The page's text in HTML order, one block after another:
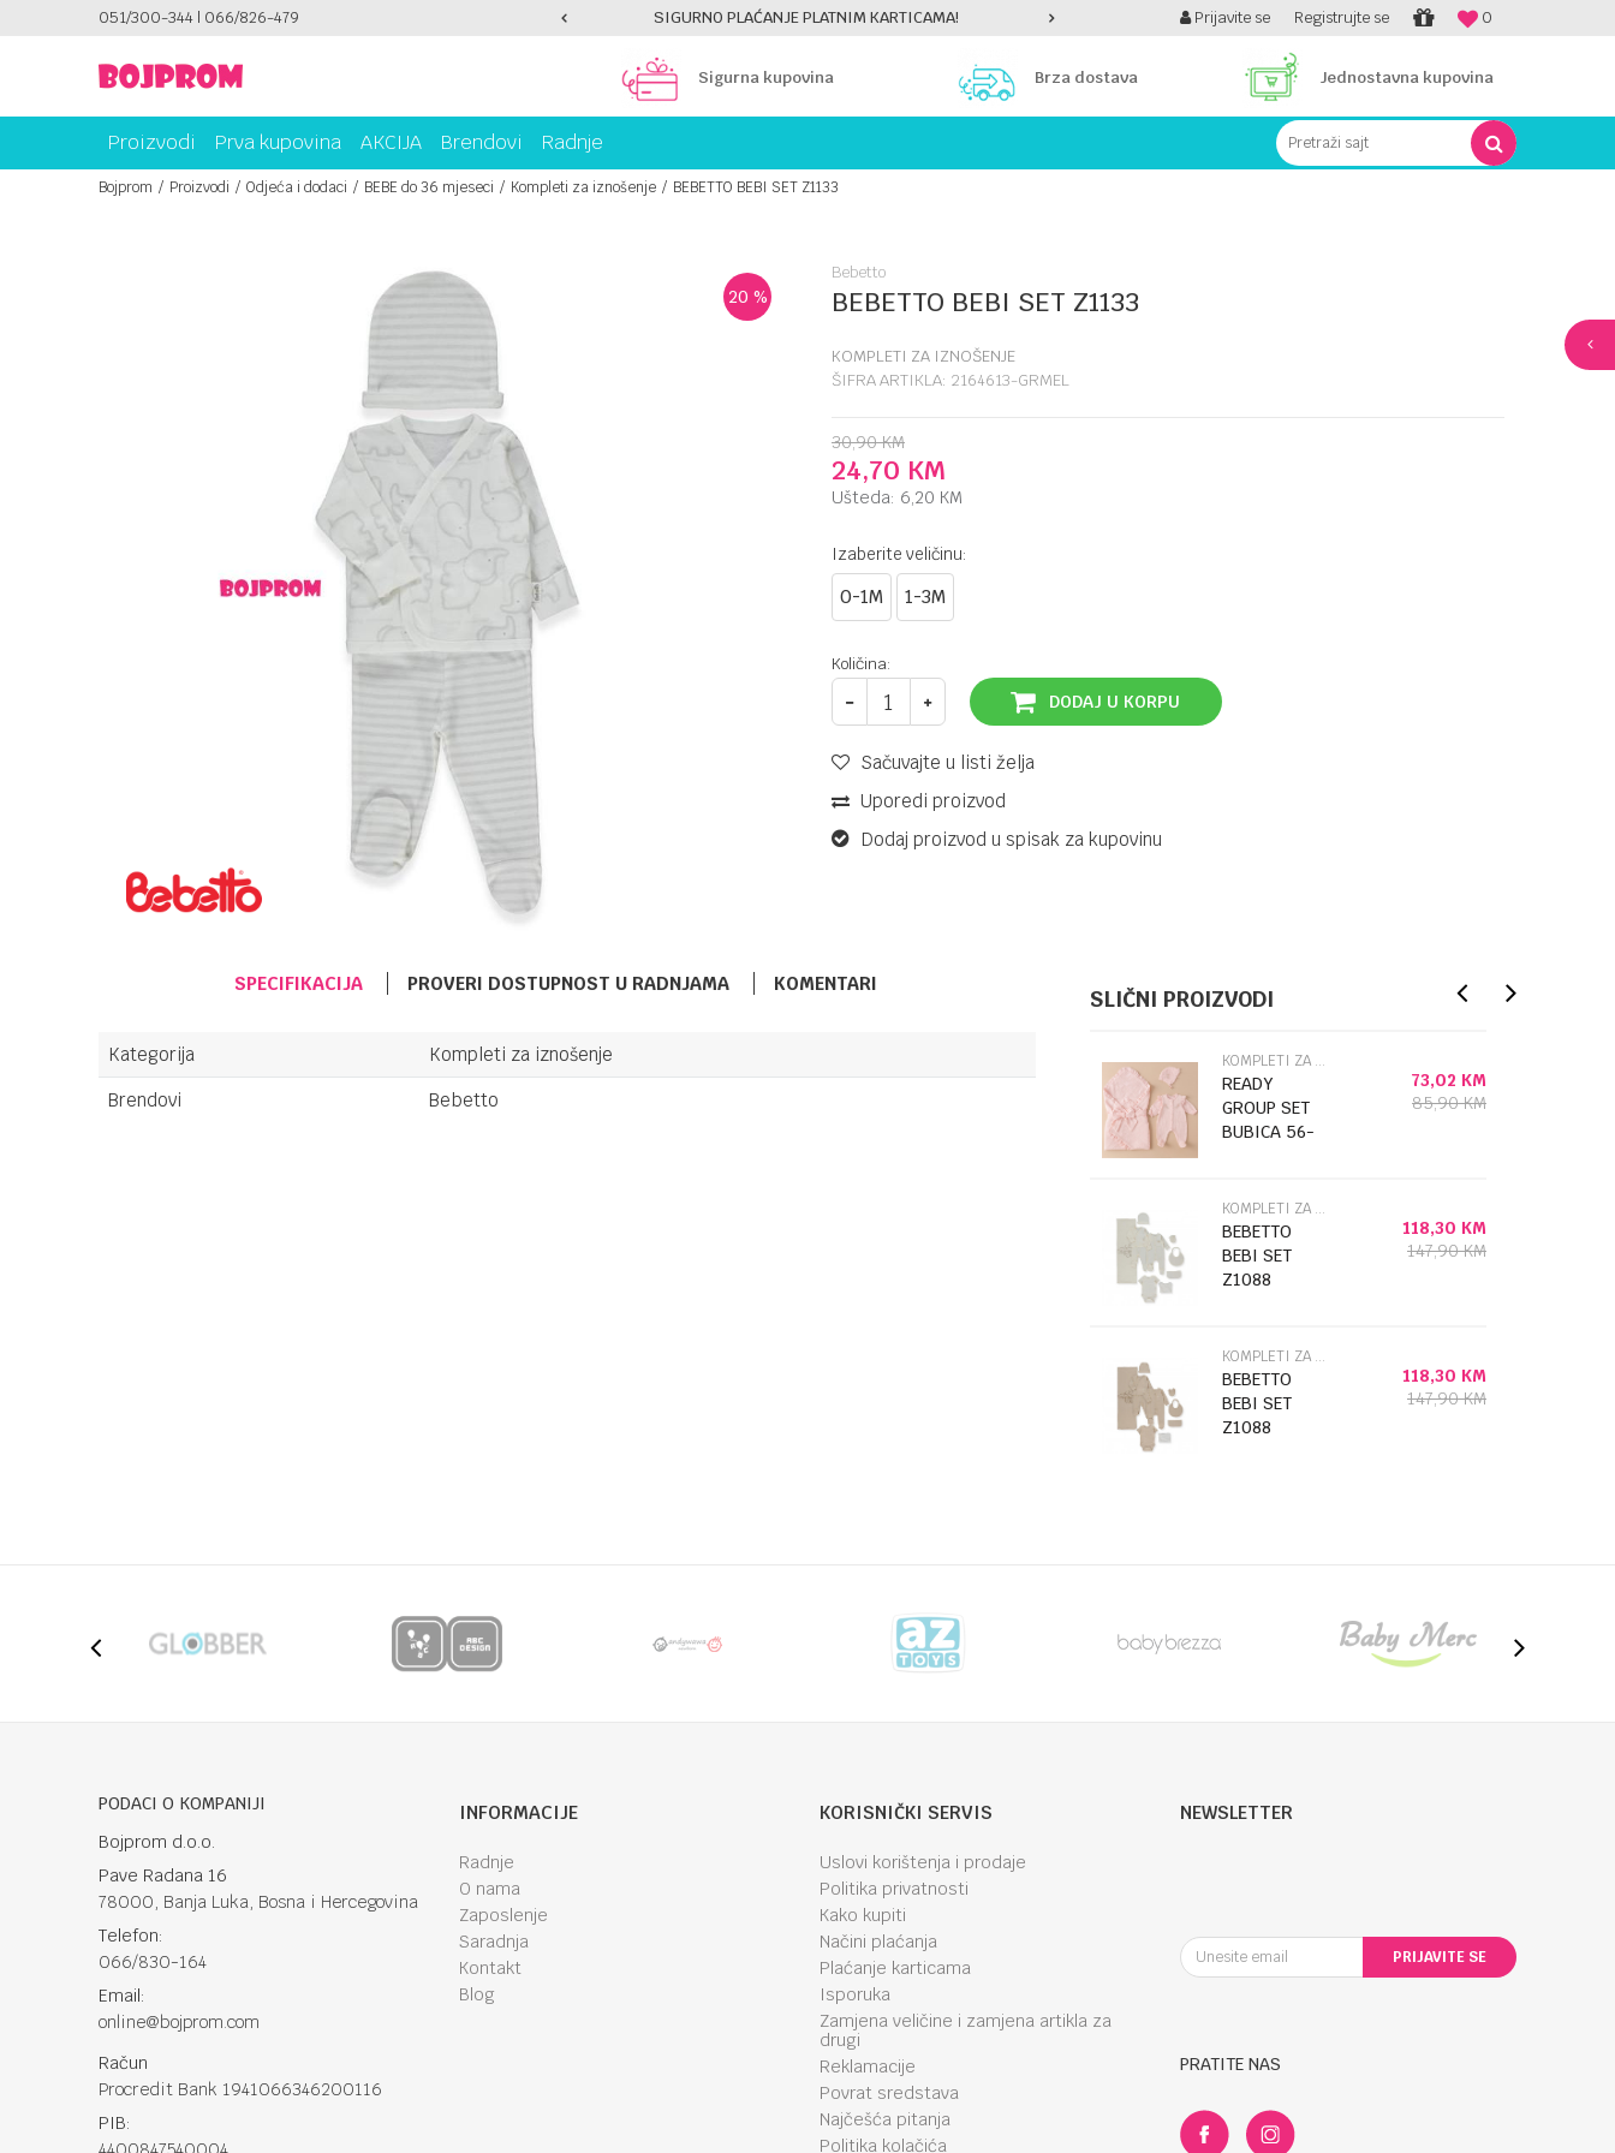
051/300-344 | 066/826-479PLATI UNICREDIT KARTICOM NA RATE! SIGURNO PLAĆANJE PLATNIM KARTICAMA! PLATI UNICREDIT KARTICOM NA RATE! 0
Prijavite se Registrujte se
Sigurna kupovina Brza dostava Jednostavna kupovina
Proizvodi Prva kupovina AKCIJA Brendovi Radnje Pretraži sajt
Bojprom Proizvodi Odjeća i dodaci BEBE do 36 mjeseci Kompleti za iznošenje BEBETTO BEBI SET Z1133
20 %
Bebetto
BEBETTO BEBI SET Z1133
KOMPLETI ZA IZNOŠENJE
ŠIFRA ARTIKLA: 2164613-GRMEL
30,90 KM
24,70 KM
Ušteda: 6,20 KM
Izaberite veličinu:
0-1M 1-3M
Količina:
DODAJ U KORPU
Sačuvajte u listi želja
Uporedi proizvod
Dodaj proizvod u spisak za kupovinu
SPECIFIKACIJA PROVERI DOSTUPNOST U RADNJAMA KOMENTARI
Kategorija
Kompleti za iznošenje
Brendovi
Bebetto
SLIČNI PROIZVODI
BEBETTO
24,70
KOMPLETI ZA IZNOŠENJE
READY
GROUP SET
BUBICA 56-
73,02 KM
85,90KM
KOMPLETI ZA IZNOŠENJE
BEBETTO
BEBI SET
Z1088
118,30 KM
147,90KM
KOMPLETI ZA IZNOŠENJE
BEBETTO
BEBI SET
Z1088
118,30 KM
147,90KM
PODACI O KOMPANIJI
Bojprom d.o.o.
Pave Radana 16
78000, Banja Luka, Bosna i Hercegovina
Telefon:
066/830-164
Email:
online@bojprom.com
Račun
Procredit Bank 1941066346200116
PIB:
INFORMACIJE
Radnje
O nama
Zaposlenje
Saradnja
Kontakt
Blog
KORISNIČKI SERVIS
Uslovi korištenja i prodaje
Politika privatnosti
Kako kupiti
Načini plaćanja
Plaćanje karticama
Isporuka
Zamjena veličine i zamjena artikla za
drugi
Reklamacije
Povrat sredstava
Najčešća pitanja
Politika kolačića
NEWSLETTER
PRIJAVITE SE
PRATITE NAS